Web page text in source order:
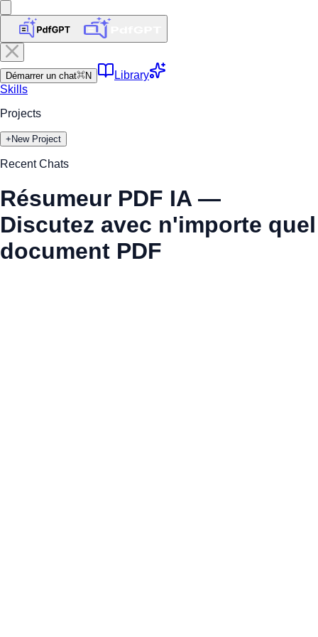
Démarrer un chat N
Library
Skills
Projects
+ New Project
Recent Chats
Résumeur PDF IA —
Discutez avec n'importe quel
document PDF